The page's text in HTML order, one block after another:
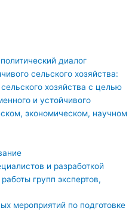
диалог
сельского хозяйства:
хозяйства с целью
и устойчивого
экономическом, научном
и разработкой
групп экспертов,
мероприятий по подготовке